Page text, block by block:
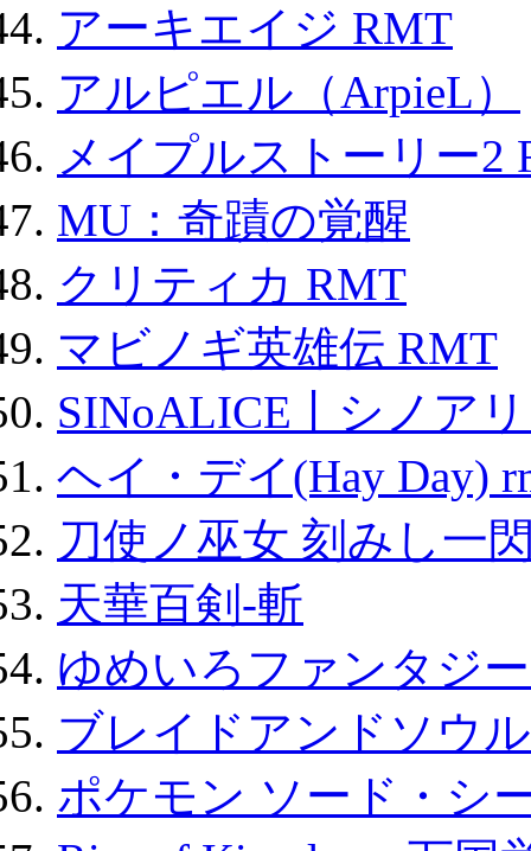
アーキエイジ RMT
アルピエル（ArpieL）
メイプルストーリー2
MU：奇蹟の覚醒
クリティカ RMT
マビノギ英雄伝 RMT
SINoALICE丨シノア
ヘイ・デイ(Hay Day)
刀使ノ巫女 刻みし一
天華百剣-斬
ゆめいろファンタジ
ブレイドアンドソウ
ポケモン ソード・シ